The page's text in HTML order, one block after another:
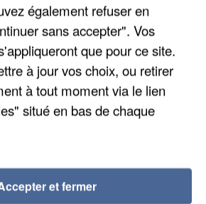
également refuser en
sans accepter". Vos
que pour ce site.
à jour vos choix, ou retirer
à tout moment via le lien
situé en bas de chaque
et fermer